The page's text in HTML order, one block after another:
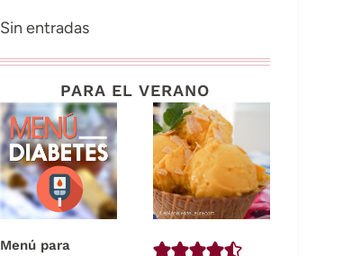
Sin entradas
PARA EL VERANO
Menú para